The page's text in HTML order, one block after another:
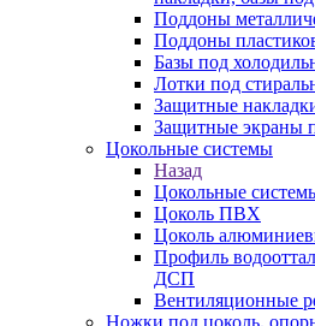
Поддоны
Поддоны
Базы под
Лотки под
Защитные
Защитные экраны
Цокольные системы
Назад
Цокольные
Цоколь ПВХ
Цоколь
Профиль
ДСП
Вентиляционные
Ножки под цоколь,